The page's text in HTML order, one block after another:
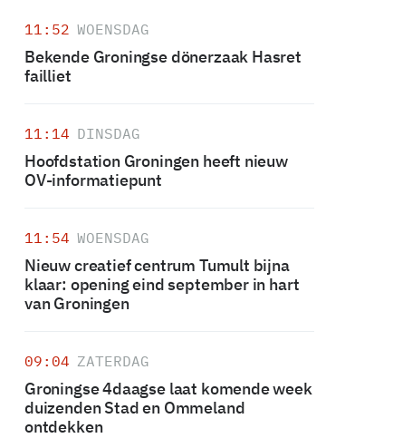
11:52 WOENSDAG
Bekende Groningse dönerzaak Hasret
failliet
11:14 DINSDAG
Hoofdstation Groningen heeft nieuw
OV-informatiepunt
11:54 WOENSDAG
Nieuw creatief centrum Tumult bijna
klaar: opening eind september in hart
van Groningen
09:04 ZATERDAG
Groningse 4daagse laat komende week
duizenden Stad en Ommeland
ontdekken